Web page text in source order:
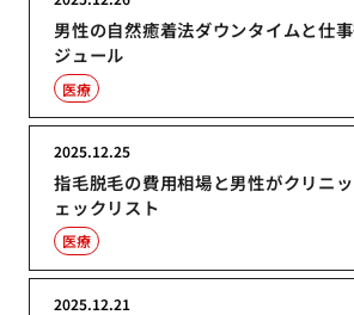
男性の自然癒着法ダウンタイムと仕
ジュール
医療
指毛脱毛の費用相場と男性がクリニ
ェックリスト
2025.12.25
医療
2025.12.21